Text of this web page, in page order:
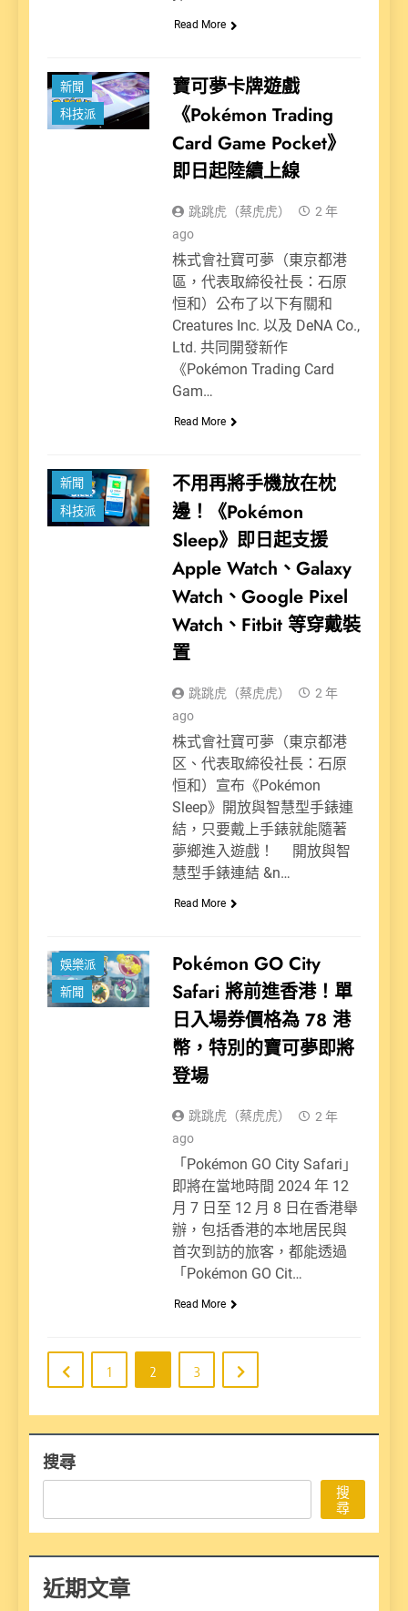
Read More
新聞
科技派
寶可夢卡牌遊戲
《Pokémon Trading
Card Game Pocket》
即日起陸續上線
跳跳虎（蔡虎虎）
2 年
ago
株式會社寶可夢（東京都港
區，代表取締役社長：石原
恒和）公布了以下有關和
Creatures Inc. 以及 DeNA Co.,
Ltd. 共同開發新作
《Pokémon Trading Card
Gam…
Read More
新聞
科技派
不用再將手機放在枕
邊！《Pokémon
Sleep》即日起支援
Apple Watch、Galaxy
Watch、Google Pixel
Watch、Fitbit 等穿戴裝
置
跳跳虎（蔡虎虎）
2 年
ago
株式會社寶可夢（東京都港
区、代表取締役社長：石原
恒和）宣布《Pokémon
Sleep》開放與智慧型手錶連
結，只要戴上手錶就能隨著
夢鄉進入遊戲！ 開放與智
慧型手錶連結 &n…
Read More
娛樂派
新聞
Pokémon GO City
Safari 將前進香港！單
日入場券價格為 78 港
幣，特別的寶可夢即將
登場
跳跳虎（蔡虎虎）
2 年
ago
「Pokémon GO City Safari」
即將在當地時間 2024 年 12
月 7 日至 12 月 8 日在香港舉
辦，包括香港的本地居民與
首次到訪的旅客，都能透過
「Pokémon GO Cit…
Read More
1 2 3
搜尋
搜
尋
近期文章